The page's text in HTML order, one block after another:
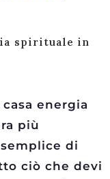
spirituale in
energia
più
di
ciò che devi